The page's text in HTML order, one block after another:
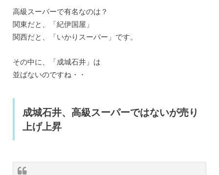
高級スーパーで有名なのは？
関東だと、「紀伊国屋」
関西だと、「いかりスーパー」です。
その中に、「成城石井」は
並ばないのですね・・
成城石井、高級スーパーではないが売り
上げ上昇